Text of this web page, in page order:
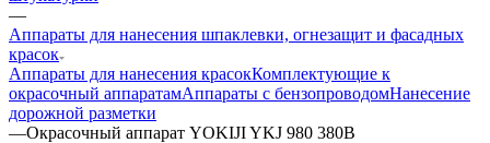
—
Аппараты для нанесения шпаклевки, огнезащит и фасадных
красок
Аппараты для нанесения красокКомплектующие к
окрасочный аппаратамАппараты с бензопроводомНанесение
дорожной разметки
—Окрасочный аппарат YOKIJI YKJ 980 380B